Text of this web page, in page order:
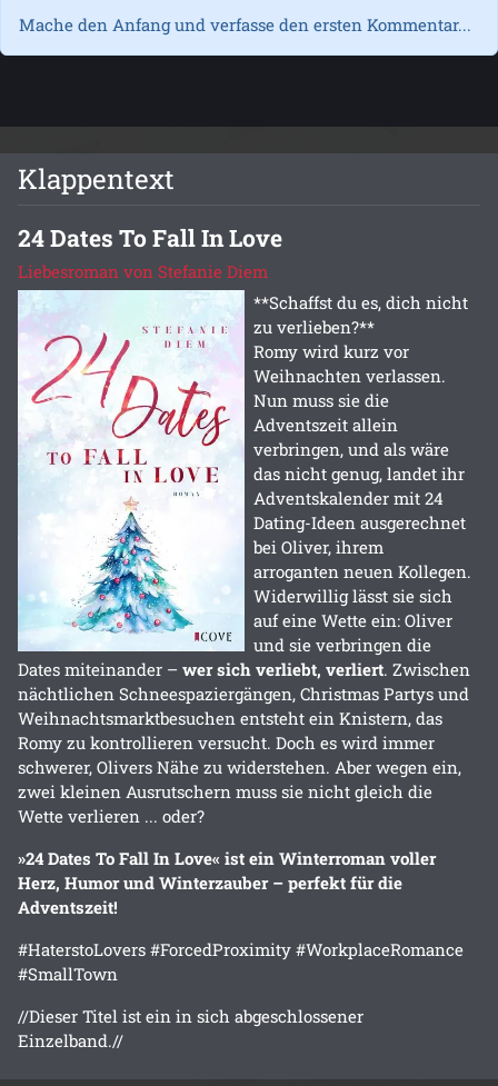
Mache den Anfang und verfasse den ersten Kommentar...
Klappentext
24 Dates To Fall In Love
Liebesroman von Stefanie Diem
**Schaffst du es, dich nicht
zu verlieben?**
Romy wird kurz vor
Weihnachten verlassen.
Nun muss sie die
Adventszeit allein
verbringen, und als wäre
das nicht genug, landet ihr
Adventskalender mit 24
Dating-Ideen ausgerechnet
bei Oliver, ihrem
arroganten neuen Kollegen.
Widerwillig lässt sie sich
auf eine Wette ein: Oliver
und sie verbringen die
Dates miteinander – wer sich verliebt, verliert. Zwischen
nächtlichen Schneespaziergängen, Christmas Partys und
Weihnachtsmarktbesuchen entsteht ein Knistern, das
Romy zu kontrollieren versucht. Doch es wird immer
schwerer, Olivers Nähe zu widerstehen. Aber wegen ein,
zwei kleinen Ausrutschern muss sie nicht gleich die
Wette verlieren ... oder?
»24 Dates To Fall In Love« ist ein Winterroman voller
Herz, Humor und Winterzauber – perfekt für die
Adventszeit!
#HaterstoLovers #ForcedProximity #WorkplaceRomance
#SmallTown
//Dieser Titel ist ein in sich abgeschlossener
Einzelband.//